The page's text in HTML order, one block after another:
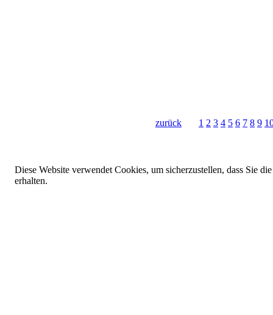
zurück 1 2 3 4 5 6 7 8 9
Diese Website verwendet Cookies, um sicherzustellen, dass Sie
erhalten.